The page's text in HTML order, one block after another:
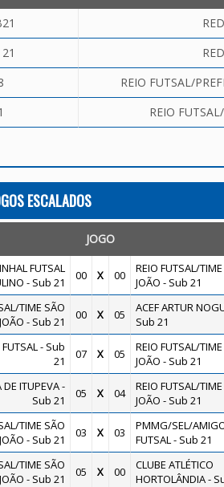
REIO FUTSAL/
REIO
ESCALADOS
JOGO
FUTSAL
- Sub 21
00 X 00
REIO FUTSAL/
JOÃO - Sub 21
TIME SÃO
JOÃO - Sub 21
00 X 05
ACEF ARTUR
Sub 21
FUTSAL - Sub
21
07 X 05
REIO FUTSAL/
JOÃO - Sub 21
DE ITUPEVA -
Sub 21
05 X 04
REIO FUTSAL/
JOÃO - Sub 21
TIME SÃO
JOÃO - Sub 21
03 X 03
PMMG/SEL/
FUTSAL - Sub 21
TIME SÃO
JOÃO - Sub 21
05 X 00
CLUBE ATLÉTICO
HORTOLÂNDIA -